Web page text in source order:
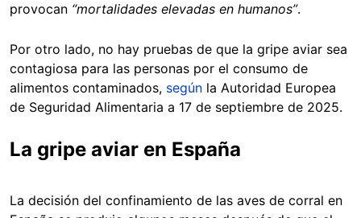
provocan “mortalidades elevadas en humanos”.
Por otro lado, no hay pruebas de que la gripe aviar sea
contagiosa para las personas por el consumo de
alimentos contaminados, según la Autoridad Europea
de Seguridad Alimentaria a 17 de septiembre de 2025.
La gripe aviar en España
La decisión del confinamiento de las aves de corral en